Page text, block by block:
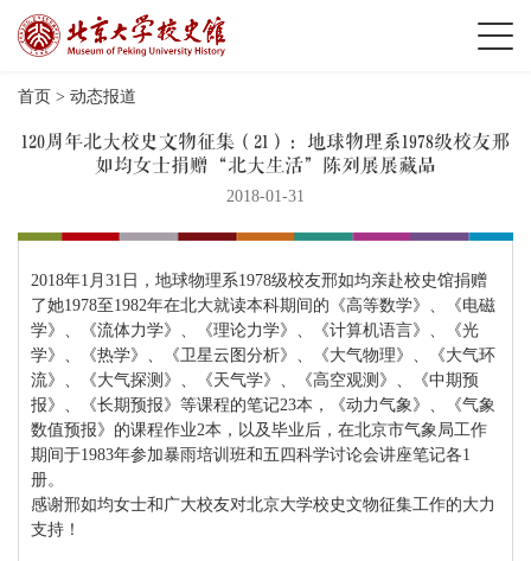
首页 > 动态报道
120周年北大校史文物征集（21）：地球物理系1978级校友邢
如均女士捐赠“北大生活”陈列展展藏品
2018-01-31
2018年1月31日，地球物理系1978级校友邢如均亲赴校史馆捐赠
了她1978至1982年在北大就读本科期间的《高等数学》、《电磁
学》、《流体力学》、《理论力学》、《计算机语言》、《光
学》、《热学》、《卫星云图分析》、《大气物理》、《大气环
流》、《大气探测》、《天气学》、《高空观测》、《中期预
报》、《长期预报》等课程的笔记23本，《动力气象》、《气象
数值预报》的课程作业2本，以及毕业后，在北京市气象局工作
期间于1983年参加暴雨培训班和五四科学讨论会讲座笔记各1
册。
感谢邢如均女士和广大校友对北京大学校史文物征集工作的大力
支持！